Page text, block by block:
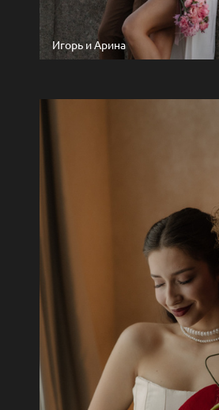
Игорь и Арина